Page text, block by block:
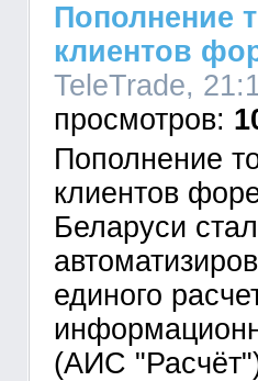
Пополнение
клиентов
TeleTrade,
Пополнение
клиентов
Беларуси
единого
(АИС